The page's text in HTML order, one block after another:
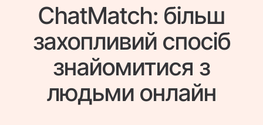
ChatMatch: більш
захопливий спосіб
знайомитися з
людьми онлайн